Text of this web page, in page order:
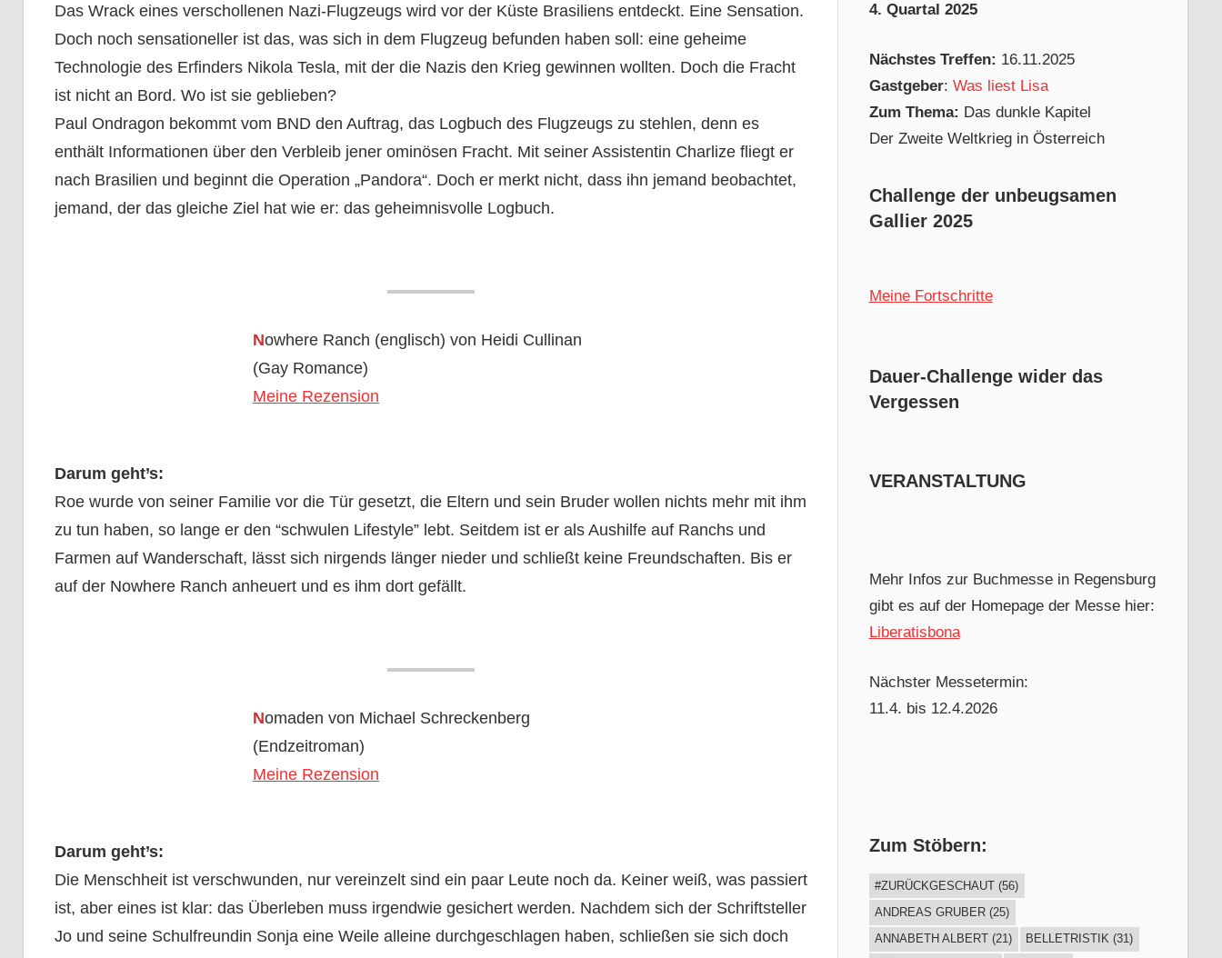
Das Wrack eines verschollenen Nazi-Flugzeugs wird vor der Küste Brasiliens entdeckt. Eine Sensation.
Doch noch sensationeller ist das, was sich in dem Flugzeug befunden haben soll: eine geheime
Technologie des Erfinders Nikola Tesla, mit der die Nazis den Krieg gewinnen wollten. Doch die Fracht
ist nicht an Bord. Wo ist sie geblieben?
Paul Ondragon bekommt vom BND den Auftrag, das Logbuch des Flugzeugs zu stehlen, denn es
enthält Informationen über den Verbleib jener ominösen Fracht. Mit seiner Assistentin Charlize fliegt er
nach Brasilien und beginnt die Operation „Pandora“. Doch er merkt nicht, dass ihn jemand beobachtet,
jemand, der das gleiche Ziel hat wie er: das geheimnisvolle Logbuch.
Nowhere Ranch (englisch) von Heidi Cullinan
(Gay Romance)
Meine Rezension
Darum geht’s:
Roe wurde von seiner Familie vor die Tür gesetzt, die Eltern und sein Bruder wollen nichts mehr mit ihm
zu tun haben, so lange er den “schwulen Lifestyle” lebt. Seitdem ist er als Aushilfe auf Ranchs und
Farmen auf Wanderschaft, lässt sich nirgends länger nieder und schließt keine Freundschaften. Bis er
auf der Nowhere Ranch anheuert und es ihm dort gefällt.
Nomaden von Michael Schreckenberg
(Endzeitroman)
Meine Rezension
Darum geht’s:
Die Menschheit ist verschwunden, nur vereinzelt sind ein paar Leute noch da. Keiner weiß, was passiert
ist, aber eines ist klar: das Überleben muss irgendwie gesichert werden. Nachdem sich der Schriftsteller
Jo und seine Schulfreundin Sonja eine Weile alleine durchgeschlagen haben, schließen sie sich doch
4. Quartal 2025
Nächstes Treffen: 16.11.2025
Gastgeber: Was liest Lisa
Zum Thema: Das dunkle Kapitel
Der Zweite Weltkrieg in Österreich
Challenge der unbeugsamen
Gallier 2025
Meine Fortschritte
Dauer-Challenge wider das
Vergessen
VERANSTALTUNG
Mehr Infos zur Buchmesse in Regensburg
gibt es auf der Homepage der Messe hier:
Liberatisbona
Nächster Messetermin:
11.4. bis 12.4.2026
Zum Stöbern:
#ZURÜCKGESCHAUT (56)
ANDREAS GRUBER (25)
ANNABETH ALBERT (21) BELLETRISTIK (31)